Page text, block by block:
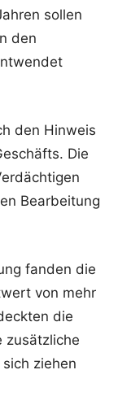
sollen
den
den Hinweis
Die
Bearbeitung
fanden die
von mehr
die
zusätzliche
ziehen